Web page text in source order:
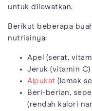
untuk dilewatkan.
Berikut beberapa
nutrisinya:
Apel (serat,
Jeruk (vitamin C)
Alpukat (lemak
Beri-berian,
(rendah kalori